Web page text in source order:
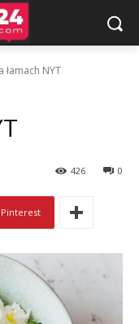
łamach NYT
0
426
Pinterest